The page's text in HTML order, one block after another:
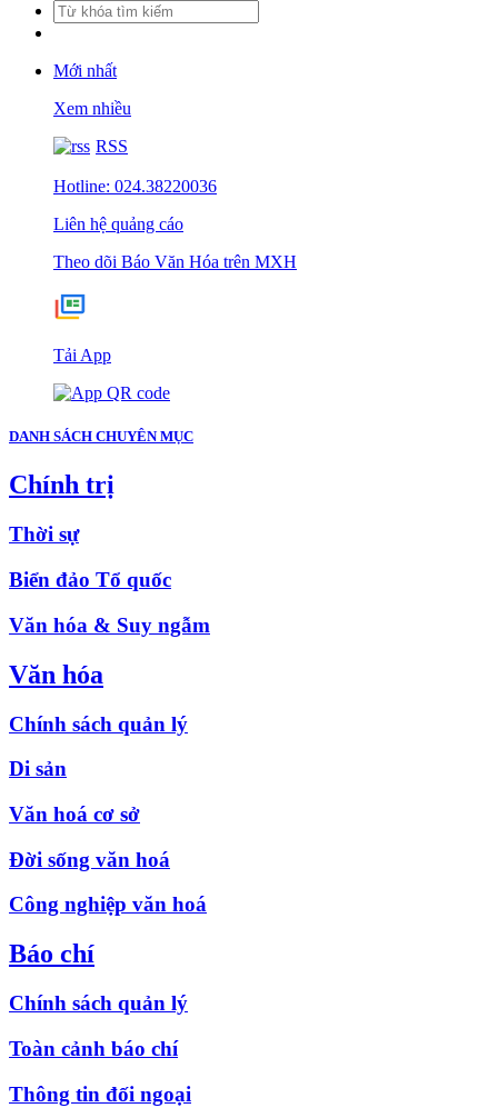
Mới nhất
Xem nhiều
RSS
Hotline: 024.38220036
Liên hệ quảng cáo
Theo dõi Báo Văn Hóa trên MXH
Tải App
DANH SÁCH CHUYÊN MỤC
Chính trị
Thời sự
Biển đảo Tổ quốc
Văn hóa & Suy ngẫm
Văn hóa
Chính sách quản lý
Di sản
Văn hoá cơ sở
Đời sống văn hoá
Công nghiệp văn hoá
Báo chí
Chính sách quản lý
Toàn cảnh báo chí
Thông tin đối ngoại